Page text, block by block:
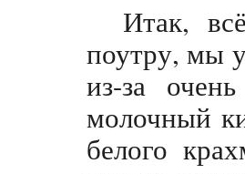
Итак,
поутру, мы
из-за
молочный
белого